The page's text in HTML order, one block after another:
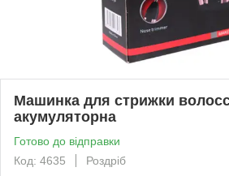
Машинка для стрижки
акумуляторна
Готово до відправки
Код: 4635
Роздріб